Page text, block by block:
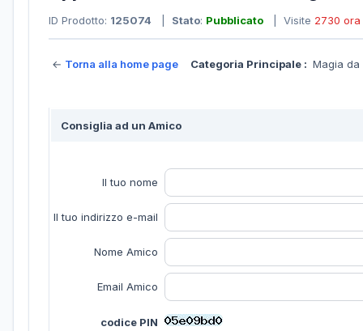
ID Prodotto: 125074 Stato: Pubblicato | Visite 2730 ora
← Torna alla home page Categoria Principale : Magia
Consiglia ad un Amico
Il tuo nome
Il tuo indirizzo e-mail
Nome Amico
Email Amico
codice PIN